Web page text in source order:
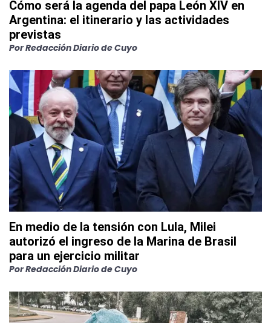
Cómo será la agenda del papa León XIV en
Argentina: el itinerario y las actividades
previstas
PorRedacción Diario de Cuyo
En medio de la tensión con Lula, Milei
autorizó el ingreso de la Marina de Brasil
para un ejercicio militar
PorRedacción Diario de Cuyo